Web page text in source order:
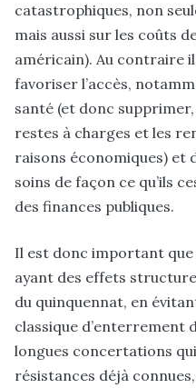
catastrophiques, non
mais aussi sur les coûts
américain). Au contraire
favoriser l’accès,
santé (et donc
restes à charges et les
raisons économiques) et
soins de façon ce qu’ils
des finances publiques.
Il est donc important
ayant des effets
du quinquennat, en
classique d’enterrement
longues concertations
résistances déjà